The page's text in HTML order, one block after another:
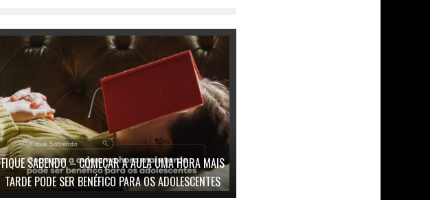
FIQUE SABENDO – COMEÇAR A AULA UMA HORA MAIS
TARDE PODE SER BENÉFICO PARA OS ADOLESCENTES